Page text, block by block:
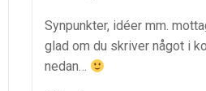
Synpunkter, idéer mm.
glad om du skriver något i
nedan…